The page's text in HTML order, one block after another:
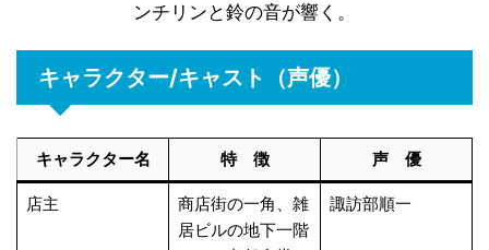
ンチリンと鈴の音が響く。
キャラクター/キャスト（声優）
キャラクター名 特 徴 声 優
店主
商店街の一角、雑
居ビルの地下一階
諏訪部順一